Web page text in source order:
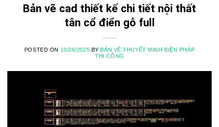
Bản vẽ cad thiết kế chi tiết nội thất
tân cổ điển gỗ full
POSTED ON 10/26/2025 BYBẢN VẼ THUYẾT MINH BIỆN PHÁP
THI CÔNG